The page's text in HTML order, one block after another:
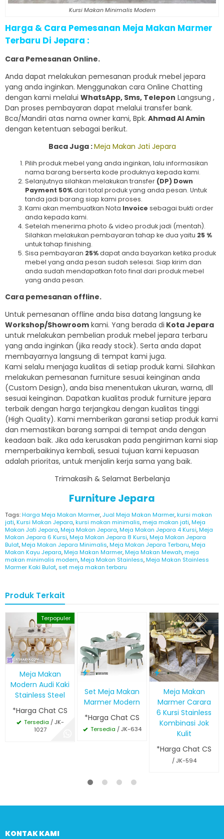
Kursi Makan Minimalis Modern
Harga & Cara Pemesanan Meja Makan Marmer
Terbaru Di Jepara :
Cara Pemesanan Online.
Anda dapat melakukan pemesanan produk mebel jepara
yang anda inginkan. Menggunakan cara Online Chatting
dengan kami melalui WhatsApp, Sms, Telepon Langsung ,
Dan proses pembayaran dapat melalui transfer bank.
Bca/Mandiri atas nama owner kami, Bpk. Ahmad Al Amin
dengan ketentuan sebagai berikut.
Baca Juga :Meja Makan Jati Jepara
Pilih produk mebel yang anda inginkan, lalu informasikan
nama barang berserta kode produknya kepada kami.
Selanjutnya silahkan melakukan transfer (DP) Down
Payment 50%dari total produk yang anda pesan. Untuk
tanda jadi barang siap kami proses.
Kami akan membuatkan Nota Invoice sebagai bukti order
anda kepada kami.
Setelah menerima photo & video produk jadi (mentah).
Silahkan melakukan pembayaran tahap ke dua yaitu 25 %
untuk tahap finishing.
Sisa pembayaran 25%dapat anda bayarkan ketika produk
mebel yang anda pesan sudah selesai. Siap kirim dan
anda sudah mendapatkan foto final dari produk mebel
yang anda pesan.
Cara pemesanan offline.
Untuk pemesanan offline anda bisa datang langsung ke
Workshop/Showroom kami. Yang berada di Kota Jepara
untuk melakukan pembelian produk mebel jepara terbaru
yang anda inginkan (jika ready stock). Serta anda dapat
membayarnya langsung di tempat kami juga.
Kami selalu menjaga kualitas di setiap produk kami. Silahkan
melakukan pemesanan furniture sesuai keinginan anda
(Custom Design), anda bisa menentukan ukuran, warna, dll
sesuai keinginan. Dapatkan kualitas produk furniture jepara
terbaik dengan harga terjangkau dengan kualitas tinggi
(High Quality). Kami memberikan garansi setiap produk kami
dan memastikan barang sampai di tempat anda dengan
keadaan baik. Jika ada kerusakan pada pengiriman kami siap
memperbaikinya kembali, sesuai tujuan kami kepuasan
adalah prioritas, untuk menjalin kerja sama yang baik.
Trimakasih & Selamat Berbelanja
Furniture Jepara
Tags:Harga Meja Makan Marmer,Jual Meja Makan Marmer,kursi makan
jati,Kursi Makan Jepara,kursi makan minimalis,meja makan jati,Meja
Makan Jati Jepara,Meja Makan Jepara,Meja Makan Jepara 4 Kursi,Meja
Makan Jepara 6 Kursi,Meja Makan Jepara 8 Kursi,Meja Makan Jepara
Bulat,Meja Makan Jepara Minimalis,Meja Makan Jepara Terbaru,Meja
Makan Kayu Jepara,Meja Makan Marmer,Meja Makan Mewah,meja
makan minimalis modern,Meja Makan Stainless,Meja Makan Stainless
Marmer Kaki Bulat,set meja makan terbaru
Produk Terkait
Terpopuler
Meja Makan
Modern Audi Kaki
Stainless Steel
*Harga Chat CS
Tersedia / JK-
1027
Set Meja Makan
Marmer Modern
*Harga Chat CS
Tersedia / JK-634
Meja Makan
Marmer Carara
6 Kursi Stainless
Kombinasi Jok
Kulit
*Harga Chat CS
/ JK-594
KONTAK KAMI